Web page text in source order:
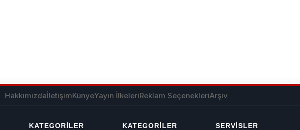
HakkımızdaİletişimKünyeYayın İlkeleriReklam SeçenekleriArşiv
KATEGORILER KATEGORILER SERVISLER